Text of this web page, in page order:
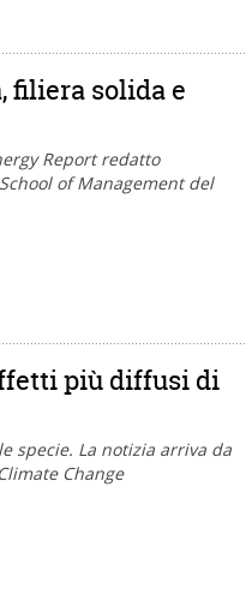
filiera solida e
Report redatto
of Management del
più diffusi di
specie. La notizia arriva da
Change